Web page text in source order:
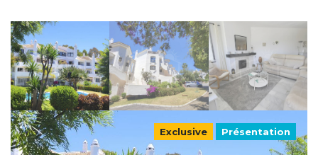
Exclusive Présentation